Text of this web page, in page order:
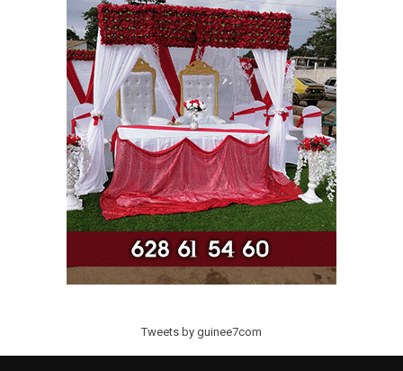
Tweets by guinee7com